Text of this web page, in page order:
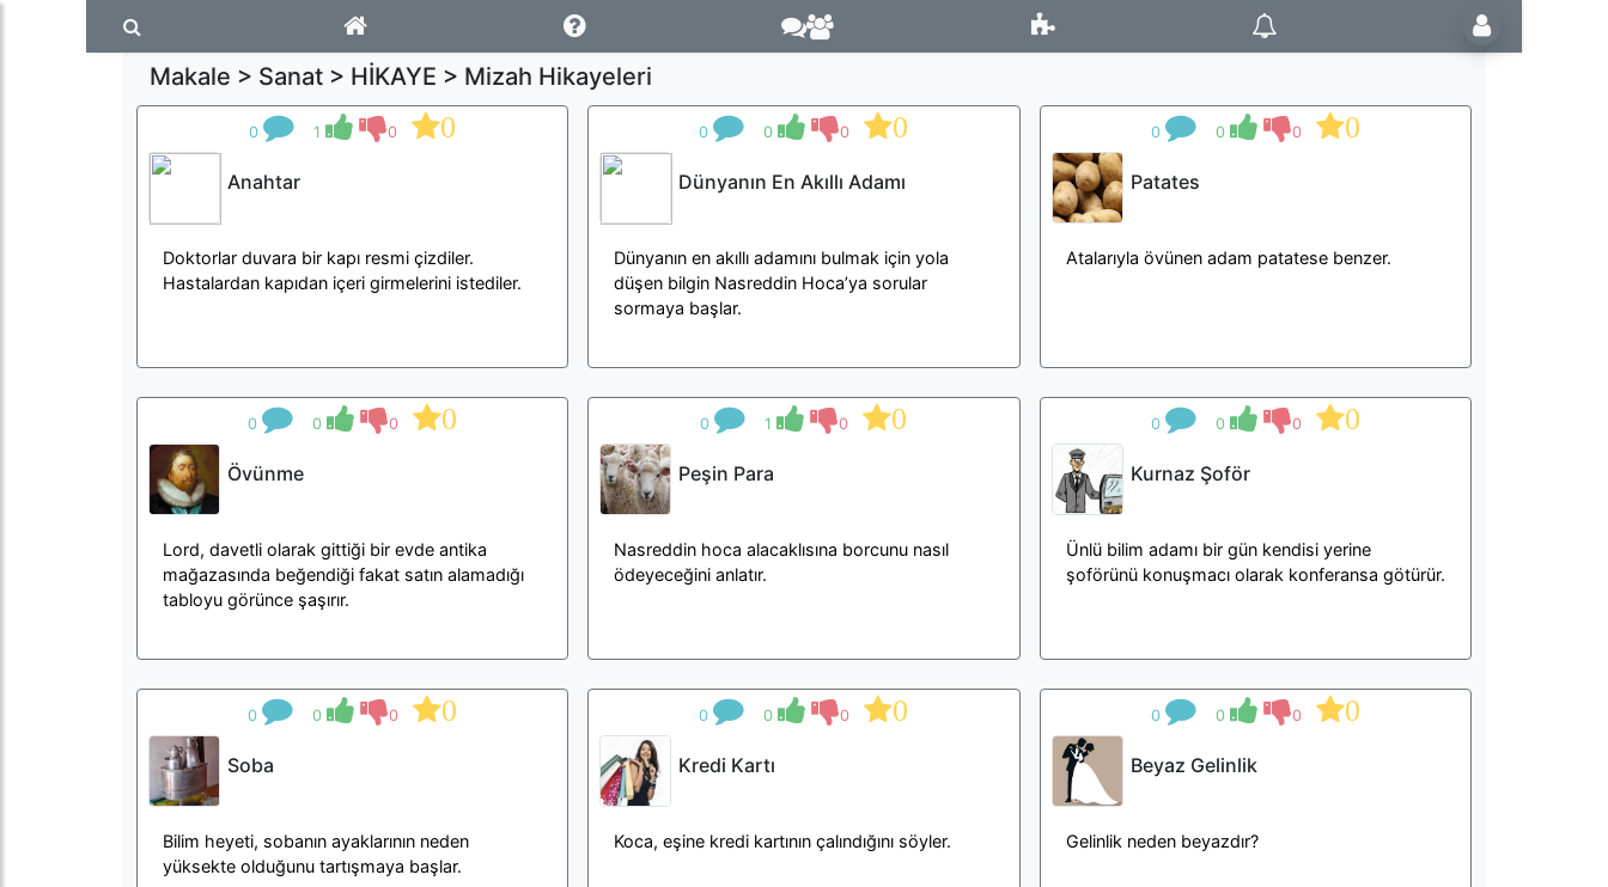
Makale > Sanat > HİKAYE > Mizah Hikayeleri
0 1 0 0
Anahtar
Doktorlar duvara bir kapı resmi çizdiler.
Hastalardan kapıdan içeri girmelerini istediler.
0 0 0 0
Dünyanın En Akıllı Adamı
Dünyanın en akıllı adamını bulmak için yola
düşen bilgin Nasreddin Hoca’ya sorular
sormaya başlar.
0 0 0 0
Patates
Atalarıyla övünen adam patatese benzer.
0 0 0 0
Övünme
Lord, davetli olarak gittiği bir evde antika
mağazasında beğendiği fakat satın alamadığı
tabloyu görünce şaşırır.
0 1 0 0
Peşin Para
Nasreddin hoca alacaklısına borcunu nasıl
ödeyeceğini anlatır.
0 0 0 0
Kurnaz Şoför
Ünlü bilim adamı bir gün kendisi yerine
şoförünü konuşmacı olarak konferansa götürür.
0 0 0 0
Soba
Bilim heyeti, sobanın ayaklarının neden
yüksekte olduğunu tartışmaya başlar.
0 0 0 0
Kredi Kartı
Koca, eşine kredi kartının çalındığını söyler.
0 0 0 0
Beyaz Gelinlik
Gelinlik neden beyazdır?